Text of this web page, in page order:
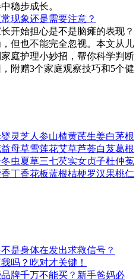
稳步成长。
现象还是需要注意？
开始担心是不是脑瘫的表现？
但也不能完全忽视。本文从儿
庭护理小妙招，帮你科学判断
附赠3个家庭观察技巧和5个健
灵芝人参山楂黄芪生姜白茅根
益母草雪莲花艾草芦荟白芨葛根
冬虫夏草三七芡实女贞子杜仲菟
丁香花板蓝根桔梗罗汉果桃仁
是身体在发出求救信号？
吗？吃对才关键！
牌千万不能买？新手爸妈必